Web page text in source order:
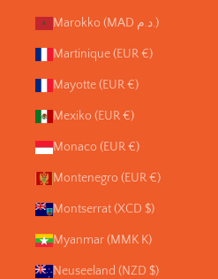
Marokko (MAD د.م.)
Martinique (EUR €)
Mayotte (EUR €)
Mexiko (EUR €)
Monaco (EUR €)
Montenegro (EUR €)
Montserrat (XCD $)
Myanmar (MMK K)
Neuseeland (NZD $)